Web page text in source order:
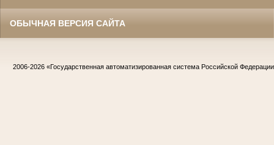
ОБЫЧНАЯ ВЕРСИЯ САЙТА
2006-2026 «Государственная автоматизированная система Российской